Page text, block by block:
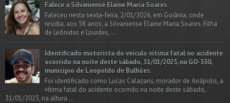
Falece a Silvaniense Elaine Maria Soares.
Faleceu nesta sexta-feira, 2/01/2026, em Goiânia, onde
residia, aos 58 anos, a Silvaniense Elaine Maria Soares. Filha
de Leônidas e Lourdes,...
Identificado motorista do veículo vítima fatal no acidente
ocorrido na noite deste sábado, 31/01/2025, na GO-330,
município de Leopoldo de Bulhões.
Foi identificado como Lucas Calazans, morador de Anápolis, a
vítima fatal do acidente ocorrido na noite deste sábado,
31/01/2025, na altura ...